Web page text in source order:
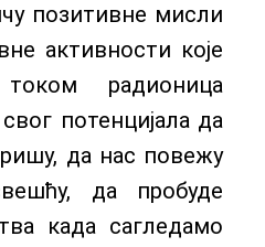
позитивне мисли
активности које
радионица
потенцијала да
да нас повежу
да пробуде
када сагледамо